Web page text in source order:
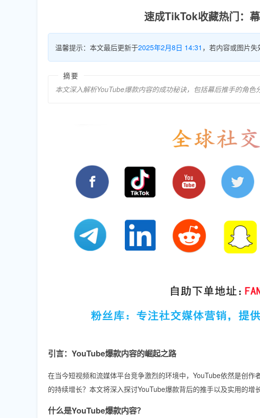
速成TikTok收藏热门：
温馨提示：本文最后更新于2025年2月8日 14:31 ，若内容或图片
摘要
本文深入解析YouTube爆款内容的成功秘诀，包括幕后推手的角色
引言：YouTube爆款内容的崛起之路
在当今短视频和流媒体平台竞争激烈的环境中，YouTube依然是创
的持续增长？本文将深入探讨YouTube爆款背后的推手以及实用的增
什么是YouTube爆款内容？